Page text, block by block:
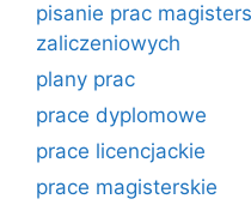
pisanie prac
zaliczeniowych
plany prac
prace dyplomowe
prace licencjackie
prace magisterskie